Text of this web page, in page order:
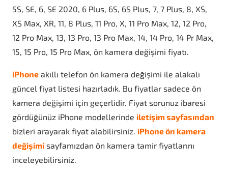
5S, SE, 6, SE 2020, 6 Plus, 6S, 6S Plus, 7, 7 Plus, 8, XS,
XS Max, XR, 11, 8 Plus, 11 Pro, X, 11 Pro Max, 12, 12 Pro,
12 Pro Max, 13, 13 Pro, 13 Pro Max, 14, 14 Pro, 14 Pr Max,
15, 15 Pro, 15 Pro Max, ön kamera değişimi fiyatı.
iPhone akıllı telefon ön kamera değişimi ile alakalı
güncel fiyat listesi hazırladık. Bu fiyatlar sadece ön
kamera değişimi için geçerlidir. Fiyat sorunuz ibaresi
gördüğünüz iPhone modellerinde iletişim sayfasından
bizleri arayarak fiyat alabilirsiniz. iPhone ön kamera
değişimi sayfamızdan ön kamera tamir fiyatlarını
inceleyebilirsiniz.